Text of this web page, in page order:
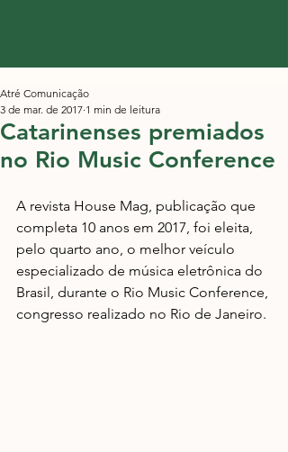
Catarinenses premiados
no Rio Music Conference
Atré Comunicação
3 de mar. de 2017 1 min de leitura
A revista House Mag, publicação que
completa 10 anos em 2017, foi eleita,
pelo quarto ano, o melhor veículo
especializado de música eletrônica do
Brasil, durante o Rio Music Conference,
congresso realizado no Rio de Janeiro.